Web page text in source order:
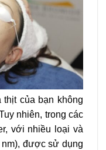
thịt của bạn không
nhiên, trong các
với nhiều loại và
được sử dụng